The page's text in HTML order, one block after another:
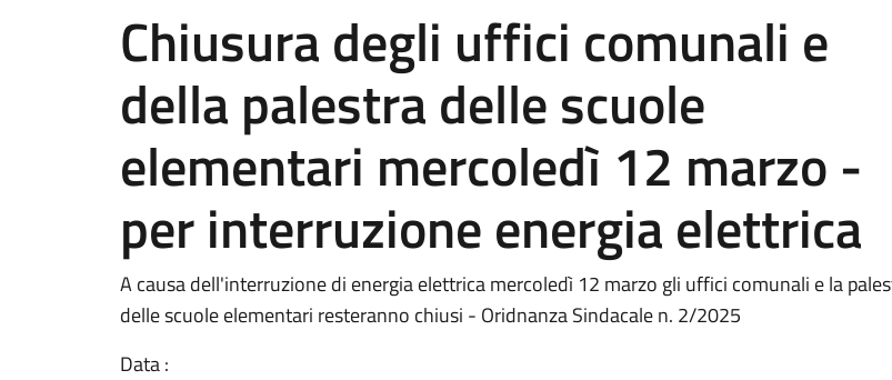
Chiusura degli uffici comunali e
della palestra delle scuole
elementari mercoledì 12 marzo -
per interruzione energia elettrica
A causa dell'interruzione di energia elettrica mercoledì 12 marzo gli uffici comunali e la
delle scuole elementari resteranno chiusi - Oridnanza Sindacale n. 2/2025
Data :